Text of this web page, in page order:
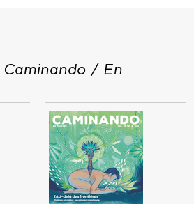
Caminando / En